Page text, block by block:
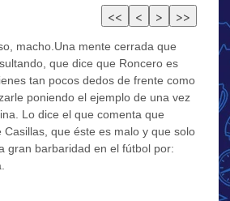
macho.Una mente cerrada que
que dice que Roncero es
tan pocos dedos de frente como
poniendo el ejemplo de una vez
Lo dice el que comenta que
Casillas, que éste es malo y que solo
gran barbaridad en el fútbol por: